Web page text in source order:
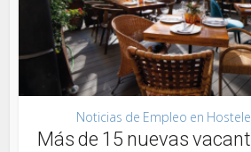
Noticias de Empleo en
Más de 15 nuevas